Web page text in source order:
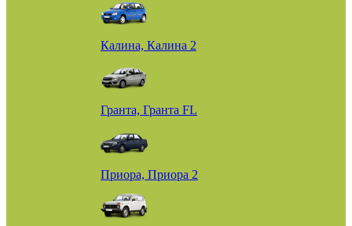
Калина, Калина 2
Гранта, Гранта FL
Приора, Приора 2